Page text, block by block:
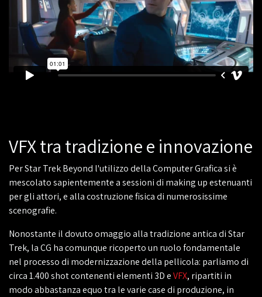
VFX tra tradizione e innovazione
Per Star Trek Beyond l'utilizzo della Computer Grafica si è
mescolato sapientemente a sessioni di making up estenuanti
per gli attori, e alla costruzione fisica di numerosissime
scenografie.
Nonostante il dovuto omaggio alla tradizione antica di Star
Trek, la CG ha comunque ricoperto un ruolo fondamentale
nel processo di modernizzazione della pellicola: parliamo di
circa 1.400 shot contenenti elementi 3D eVFX, ripartiti in
modo abbastanza equo tra le varie case di produzione, in